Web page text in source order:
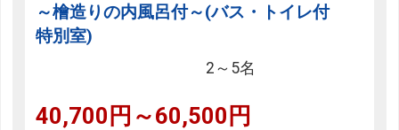
～檜造りの内風呂付～(バス・トイレ付
特別室)
2～5名
40,700円～60,500円